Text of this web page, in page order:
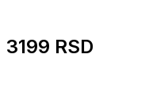
3199 RSD